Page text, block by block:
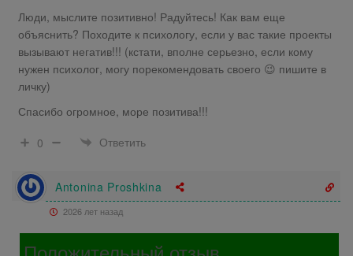
Люди, мыслите позитивно! Радуйтесь! Как вам еще
объяснить? Походите к психологу, если у вас такие проекты
вызывают негатив!!! (кстати, вполне серьезно, если кому
нужен психолог, могу порекомендовать своего 😉 пишите в
личку)
Спасибо огромное, море позитива!!!
0
Ответить
Antonina Proshkina
2026 лет назад